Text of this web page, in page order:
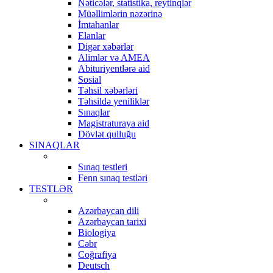
Nəticələr, statistika, reytinqlər
Müəllimlərin nəzərinə
İmtahanlar
Elanlar
Digər xəbərlər
Alimlər və AMEA
Abituriyentlərə aid
Sosial
Təhsil xəbərləri
Təhsildə yeniliklər
Sınaqlar
Magistraturaya aid
Dövlət qulluğu
SINAQLAR
Sınaq testleri
Fenn sınaq testləri
TESTLƏR
Azərbaycan dili
Azərbaycan tarixi
Biologiya
Cəbr
Coğrafiya
Deutsch